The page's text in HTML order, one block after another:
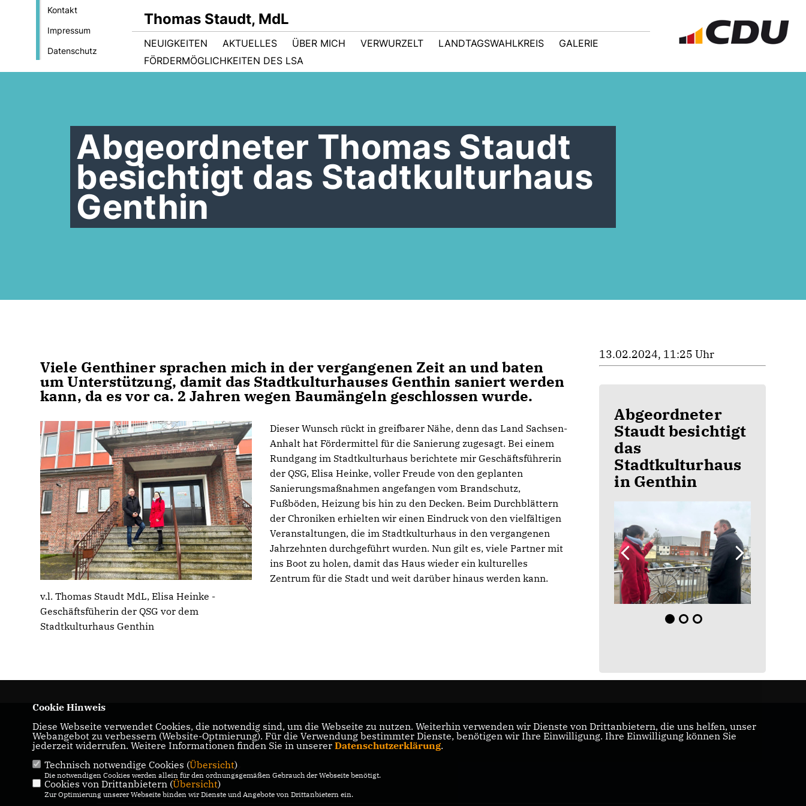
Kontakt
Impressum
Datenschutz
Thomas Staudt, MdL
NEUIGKEITEN AKTUELLES ÜBER MICH VERWURZELT LANDTAGSWAHLKREIS
GALERIE
FÖRDERMÖGLICHKEITEN DES LSA
Abgeordneter Thomas Staudt
besichtigt das Stadtkulturhaus
Genthin
Viele Genthiner sprachen mich in der vergangenen Zeit an und baten
um Unterstützung, damit das Stadtkulturhauses Genthin saniert werden
kann, da es vor ca. 2 Jahren wegen Baumängeln geschlossen wurde.
v.l. Thomas Staudt MdL, Elisa Heinke -
Geschäftsfüherin der QSG vor dem
Stadtkulturhaus Genthin
Dieser Wunsch rückt in greifbarer Nähe, denn das Land Sachsen-
Anhalt hat Fördermittel für die Sanierung zugesagt. Bei einem
Rundgang im Stadtkulturhaus berichtete mir Geschäftsführerin
der QSG, Elisa Heinke, voller Freude von den geplanten
Sanierungsmaßnahmen angefangen vom Brandschutz,
Fußböden, Heizung bis hin zu den Decken. Beim Durchblättern
der Chroniken erhielten wir einen Eindruck von den vielfältigen
Veranstaltungen, die im Stadtkulturhaus in den vergangenen
Jahrzehnten durchgeführt wurden. Nun gilt es, viele Partner mit
ins Boot zu holen, damit das Haus wieder ein kulturelles
Zentrum für die Stadt und weit darüber hinaus werden kann.
13.02.2024, 11:25 Uhr
Abgeordneter
Staudt besichtigt
das
Stadtkulturhaus
in Genthin
CDU-Landtagabgeordneter für den Wahlkreis
05 Genthin
IMPRESSUM
DATENSCHUTZ
KONTAKT
Cookie Hinweis
Diese Webseite verwendet Cookies, die notwendig sind, um die Webseite zu nutzen. Weiterhin verwenden wir Dienste von Drittanbietern, die uns helfen, unser
Webangebot zu verbessern (Website-Optmierung). Für die Verwendung bestimmter Dienste, benötigen wir Ihre Einwilligung. Ihre Einwilligung können Sie
jederzeit widerrufen. Weitere Informationen finden Sie in unserer Datenschutzerklärung.
Technisch notwendige Cookies (Übersicht)
Die notwendigen Cookies werden allein für den ordnungsgemäßen Gebrauch der Webseite benötigt.
Cookies von Drittanbietern (Übersicht)
Zur Optimierung unserer Webseite binden wir Dienste und Angebote von Drittanbietern ein.